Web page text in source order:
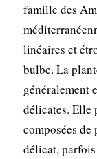
famille des
linéaires et
bulbe. La
généralement
délicates. Elle
composées de
délicat,